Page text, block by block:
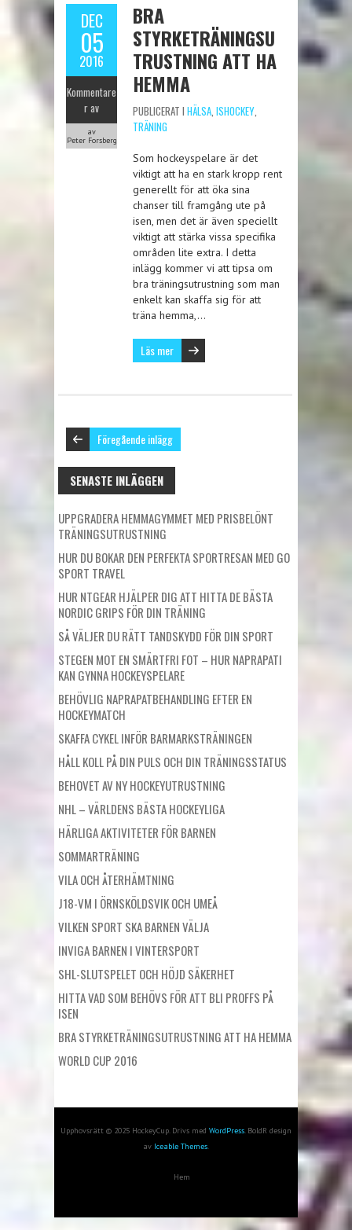
DEC
05
2016
Kommentare
r av
av
Peter Forsberg
BRA
STYRKETRÄNINGSU
TRUSTNING ATT HA
HEMMA
PUBLICERAT I HÄLSA, ISHOCKEY,
TRÄNING
Som hockeyspelare är det
viktigt att ha en stark kropp rent
generellt för att öka sina
chanser till framgång ute på
isen, men det är även speciellt
viktigt att stärka vissa specifika
områden lite extra. I detta
inlägg kommer vi att tipsa om
bra träningsutrustning som man
enkelt kan skaffa sig för att
träna hemma,…
Läs mer
Föregående inlägg
SENASTE INLÄGGEN
UPPGRADERA HEMMAGYMMET MED PRISBELÖNT
TRÄNINGSUTRUSTNING
HUR DU BOKAR DEN PERFEKTA SPORTRESAN MED GO
SPORT TRAVEL
HUR NTGEAR HJÄLPER DIG ATT HITTA DE BÄSTA
NORDIC GRIPS FÖR DIN TRÄNING
SÅ VÄLJER DU RÄTT TANDSKYDD FÖR DIN SPORT
STEGEN MOT EN SMÄRTFRI FOT – HUR NAPRAPATI
KAN GYNNA HOCKEYSPELARE
BEHÖVLIG NAPRAPATBEHANDLING EFTER EN
HOCKEYMATCH
SKAFFA CYKEL INFÖR BARMARKSTRÄNINGEN
HÅLL KOLL PÅ DIN PULS OCH DIN TRÄNINGSSTATUS
BEHOVET AV NY HOCKEYUTRUSTNING
NHL – VÄRLDENS BÄSTA HOCKEYLIGA
HÄRLIGA AKTIVITETER FÖR BARNEN
SOMMARTRÄNING
VILA OCH ÅTERHÄMTNING
J18-VM I ÖRNSKÖLDSVIK OCH UMEÅ
VILKEN SPORT SKA BARNEN VÄLJA
INVIGA BARNEN I VINTERSPORT
SHL-SLUTSPELET OCH HÖJD SÄKERHET
HITTA VAD SOM BEHÖVS FÖR ATT BLI PROFFS PÅ
ISEN
BRA STYRKETRÄNINGSUTRUSTNING ATT HA HEMMA
WORLD CUP 2016
Upphovsrätt © 2025 HockeyCup. Drivs med WordPress. BoldR design
av Iceable Themes.
Hem